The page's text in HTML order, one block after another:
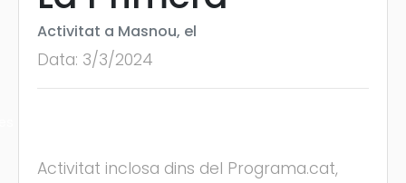
Activitat a Masnou, el
Data: 3/3/2024
Activitat inclosa dins del Programa.cat,